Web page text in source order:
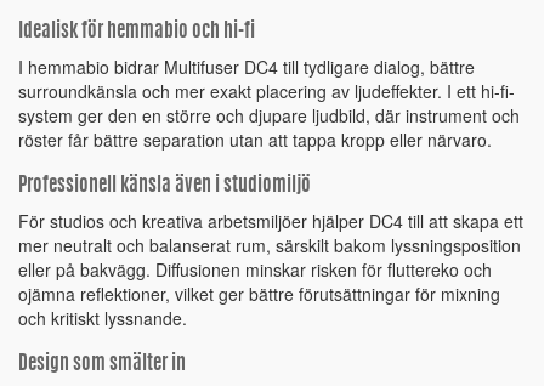
Idealisk för hemmabio och hi-fi
I hemmabio bidrar Multifuser DC4 till tydligare dialog, bättre
surroundkänsla och mer exakt placering av ljudeffekter. I ett hi-fi-
system ger den en större och djupare ljudbild, där instrument och
röster får bättre separation utan att tappa kropp eller närvaro.
Professionell känsla även i studiomiljö
För studios och kreativa arbetsmiljöer hjälper DC4 till att skapa ett
mer neutralt och balanserat rum, särskilt bakom lyssningsposition
eller på bakvägg. Diffusionen minskar risken för fluttereko och
ojämna reflektioner, vilket ger bättre förutsättningar för mixning
och kritiskt lyssnande.
Design som smälter in